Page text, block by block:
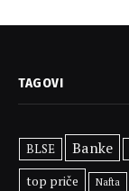
TAGOVI
BLSE Banke
top priče
Nafta